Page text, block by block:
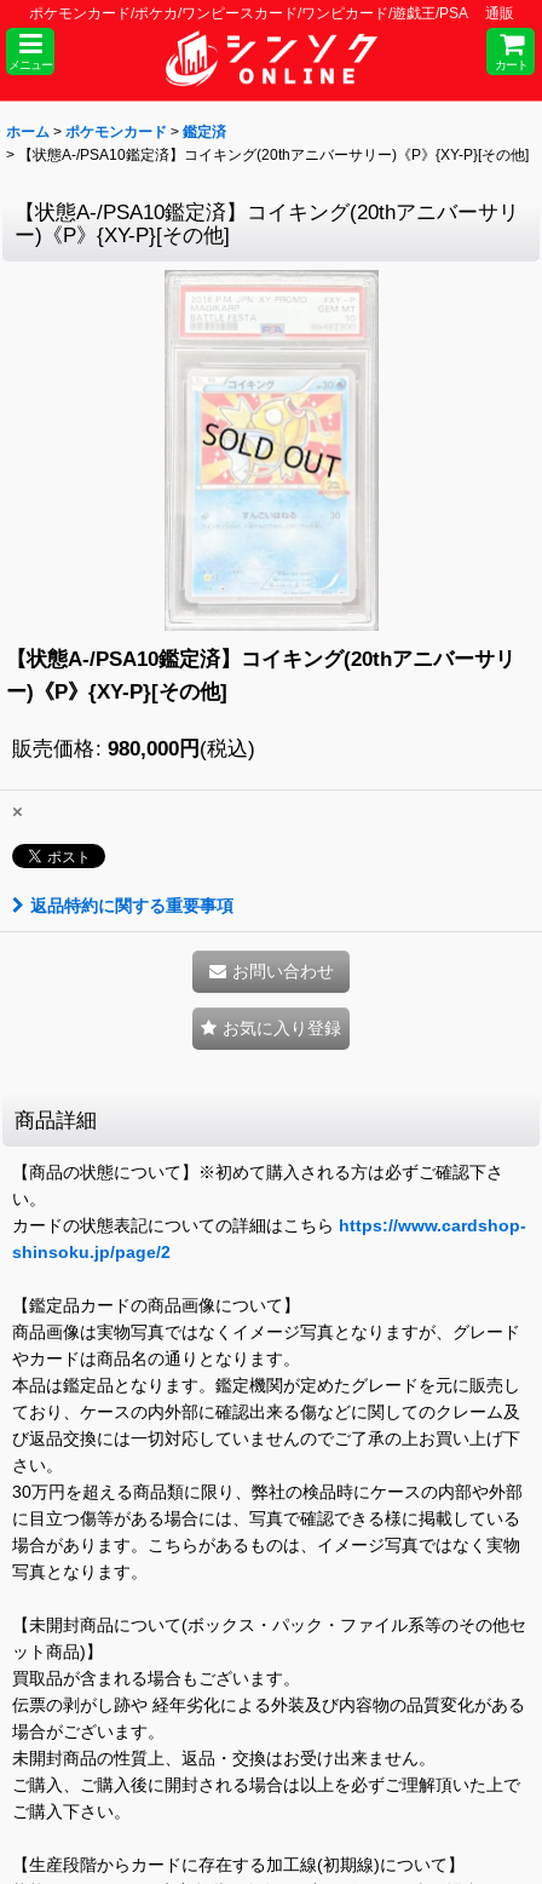
ポケモンカード/ポケカ/ワンピースカード/ワンピカード/遊戯王/PSA 通販
メニュー カート
ホーム > ポケモンカード > 鑑定済
>
【状態A-/PSA10鑑定済】コイキング(20thアニバーサリー)《P》{XY-P}[その他]
【状態A-/PSA10鑑定済】コイキング(20thアニバーサリ
ー)《P》{XY-P}[その他]
【状態A-/PSA10鑑定済】コイキング(20thアニバーサリ
ー)《P》{XY-P}[その他]
販売価格: 980,000円 (税込)
×
返品特約に関する重要事項
お問い合わせ
お気に入り登録
商品詳細
【商品の状態について】※初めて購入される方は必ずご確認下さ
い。
カードの状態表記についての詳細はこちら https://www.cardshop-
shinsoku.jp/page/2
【鑑定品カードの商品画像について】
商品画像は実物写真ではなくイメージ写真となりますが、グレード
やカードは商品名の通りとなります。
本品は鑑定品となります。鑑定機関が定めたグレードを元に販売し
ており、ケースの内外部に確認出来る傷などに関してのクレーム及
び返品交換には一切対応していませんのでご了承の上お買い上げ下
さい。
30万円を超える商品類に限り、弊社の検品時にケースの内部や外部
に目立つ傷等がある場合には、写真で確認できる様に掲載している
場合があります。こちらがあるものは、イメージ写真ではなく実物
写真となります。
【未開封商品について(ボックス・パック・ファイル系等のその他セ
ット商品)】
買取品が含まれる場合もございます。
伝票の剥がし跡や 経年劣化による外装及び内容物の品質変化がある
場合がございます。
未開封商品の性質上、返品・交換はお受け出来ません。
ご購入、ご購入後に開封される場合は以上を必ずご理解頂いた上で
ご購入下さい。
【生産段階からカードに存在する加工線(初期線)について】